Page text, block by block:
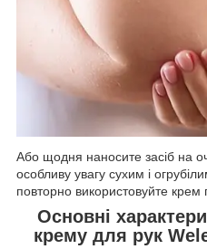
Або щодня наносите засіб на
особливу увагу сухим і
повторно використовуйте крем
Основні
крему для рук